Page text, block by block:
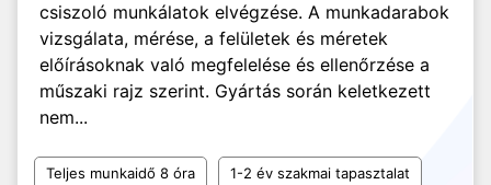
csiszoló munkálatok elvégzése. A munkadarabok
vizsgálata, mérése, a felületek és méretek
előírásoknak való megfelelése és ellenőrzése a
műszaki rajz szerint. Gyártás során keletkezett
nem...
Teljes munkaidő 8 óra 1-2 év szakmai tapasztalat